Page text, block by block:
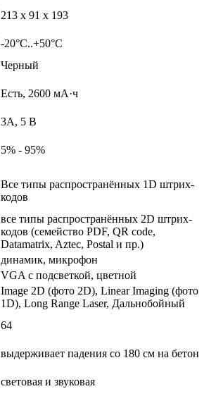
213 x 91 x 193
-20°C..+50°C
Черный
Есть, 2600 мА·ч
3A, 5 В
5% - 95%
Все типы распространённых 1D штрих-
кодов
все типы распространённых 2D штрих-
кодов (семейство PDF, QR code,
Datamatrix, Aztec, Postal и пр.)
динамик, микрофон
VGA c подсветкой, цветной
Image 2D (фото 2D), Linear Imaging (фото
1D), Long Range Laser, Дальнобойный
64
выдерживает падения со 180 см на бетон
световая и звуковая